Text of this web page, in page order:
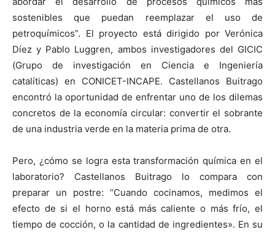
sostenibles que puedan reemplazar el uso de
petroquímicos”. El proyecto está dirigido por Verónica
Díez y Pablo Luggren, ambos investigadores del GICIC
(Grupo de investigación en Ciencia e Ingeniería
catalíticas) en CONICET-INCAPE. Castellanos Buitrago
encontró la oportunidad de enfrentar uno de los dilemas
concretos de la economía circular: convertir el sobrante
de una industria verde en la materia prima de otra.
Pero, ¿cómo se logra esta transformación química en el
laboratorio? Castellanos Buitrago lo compara con
preparar un postre: “Cuando cocinamos, medimos el
efecto de si el horno está más caliente o más frío, el
tiempo de cocción, o la cantidad de ingredientes». En su